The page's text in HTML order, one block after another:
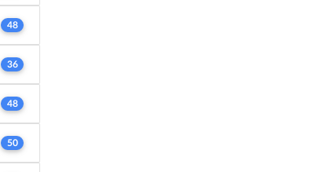
48
36
48
50